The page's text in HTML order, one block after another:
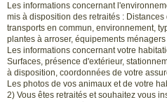
Les informations concernant
mis à disposition des retraités :
transports en commun, environnement,
plantes à arroser, équipements
Les informations concernant votre
Surfaces, présence d'extérieur,
à disposition, coordonnées de votre
Les photos de vos animaux et de votre
2) Vous êtes retraités et souhaitez vous